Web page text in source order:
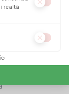
robusta con
lunga distanza.
alle gamme